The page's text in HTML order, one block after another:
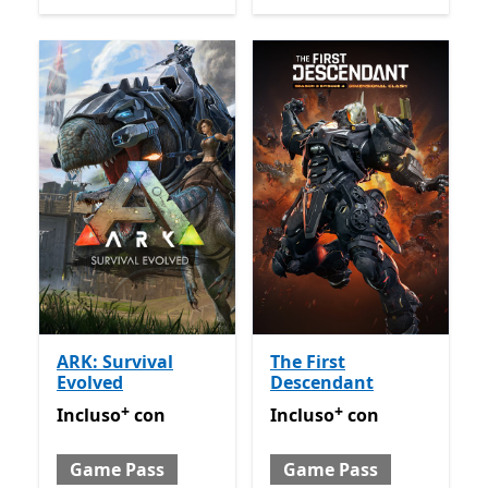
ARK: Survival
Evolved
Incluso con Game Pass
Offre acquisti in-app
Incluso+ con
Game Pass
The First
Descendant
Incluso con Game Pass
Incluso+ con
Game Pass